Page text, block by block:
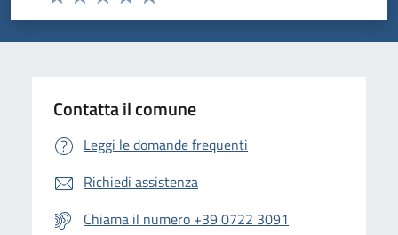
Valuta 5 stelle su 5
Valuta 4 stelle su 5
Valuta 3 stelle su 5
Valuta 2 stelle su 5
Valuta 1 stelle su 5
Contatta il comune
Leggi le domande frequenti
Richiedi assistenza
Chiama il numero +39 0722 3091